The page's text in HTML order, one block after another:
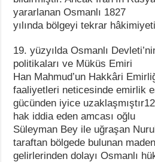
yararlanan Osmanlı 1827
yılında bölgeyi tekrar
19. yüzyılda Osmanlı
politikaları ve Müküs Emiri
Han Mahmud’un Hakkâri
faaliyetleri neticesinde emirlik
gücünden iyice
hak iddia eden amcası oğlu
Süleyman Bey ile uğraşan
taraftan bölgede bulunan maden
gelirlerinden dolayı Osmanlı